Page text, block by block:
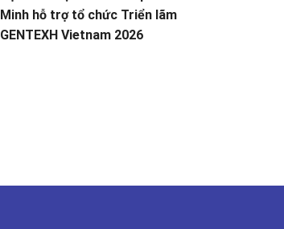
Minh hỗ trợ tổ chức Triển lãm
GENTEXH Vietnam 2026